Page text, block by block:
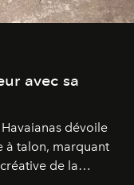
avec sa
dévoile
à talon, marquant
de la